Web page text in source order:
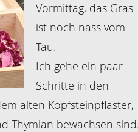
Vormittag, das Gras
ist noch nass vom
Tau.
Ich gehe ein paar
Schritte in den
alten Kopfsteinpflaster,
Thymian bewachsen